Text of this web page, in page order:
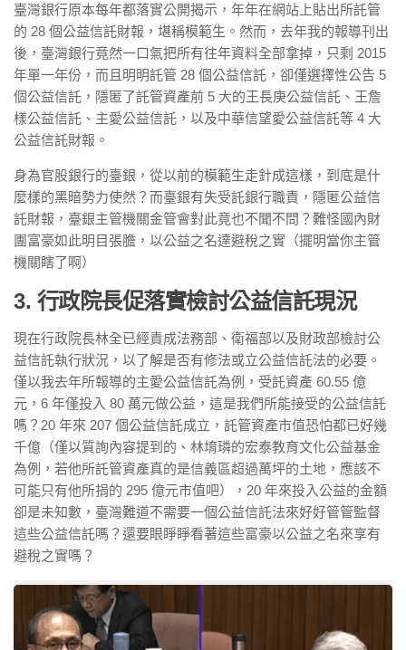
臺灣銀行原本每年都落實公開揭示，年年在網站上貼出所託管
的 28 個公益信託財報，堪稱模範生。然而，去年我的報導刊出
後，臺灣銀行竟然一口氣把所有往年資料全部拿掉，只剩 2015
年單一年份，而且明明託管 28 個公益信託，卻僅選擇性公告 5
個公益信託，隱匿了託管資產前 5 大的王長庚公益信託、王詹
樣公益信託、主愛公益信託，以及中華信望愛公益信託等 4 大
公益信託財報。
身為官股銀行的臺銀，從以前的模範生走針成這樣，到底是什
麼樣的黑暗勢力使然？而臺銀有失受託銀行職責，隱匿公益信
託財報，臺銀主管機關金管會對此竟也不聞不問？難怪國內財
團富豪如此明目張膽，以公益之名達避稅之實（擺明當你主管
機關瞎了啊）
3. 行政院長促落實檢討公益信託現況
現在行政院長林全已經責成法務部、衛福部以及財政部檢討公
益信託執行狀況，以了解是否有修法或立公益信託法的必要。
僅以我去年所報導的主愛公益信託為例，受託資產 60.55 億
元，6 年僅投入 80 萬元做公益，這是我們所能接受的公益信託
嗎？20 年來 207 個公益信託成立，託管資產市值恐怕都已好幾
千億（僅以質詢內容提到的、林堉璘的宏泰教育文化公益基金
為例，若他所託管資產真的是信義區超過萬坪的土地，應該不
可能只有他所捐的 295 億元市值吧），20 年來投入公益的金額
卻是未知數，臺灣難道不需要一個公益信託法來好好管管監督
這些公益信託嗎？還要眼睜睜看著這些富豪以公益之名來享有
避稅之實嗎？